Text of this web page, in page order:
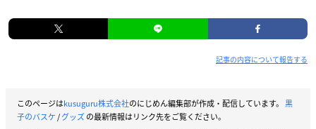
記事の内容について報告する
このページはkusuguru株式会社のにじめん編集部が作成・配信しています。 黒
子のバスケ/グッズの最新情報はリンク先をご覧ください。